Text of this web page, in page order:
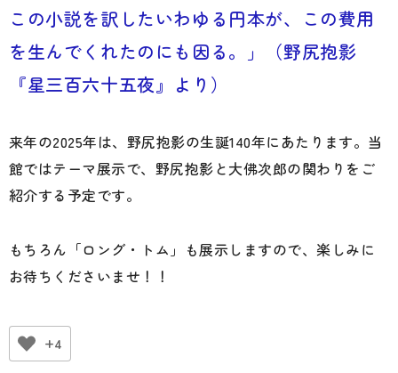
この小説を訳したいわゆる円本が、この費用
を生んでくれたのにも因る。」（野尻抱影
『星三百六十五夜』より）
来年の2025年は、野尻抱影の生誕140年にあたります。当
館ではテーマ展示で、野尻抱影と大佛次郎の関わりをご
紹介する予定です。
もちろん「ロング・トム」も展示しますので、楽しみに
お待ちくださいませ！！
+4